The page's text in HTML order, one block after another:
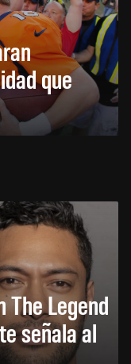
que
The Legend
señala al